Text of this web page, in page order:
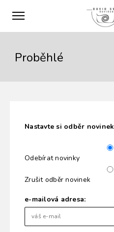
Proběhlé
Nastavte si odběr novinek
Odebírat novinky
Zrušit odběr novinek
e-mailová adresa: